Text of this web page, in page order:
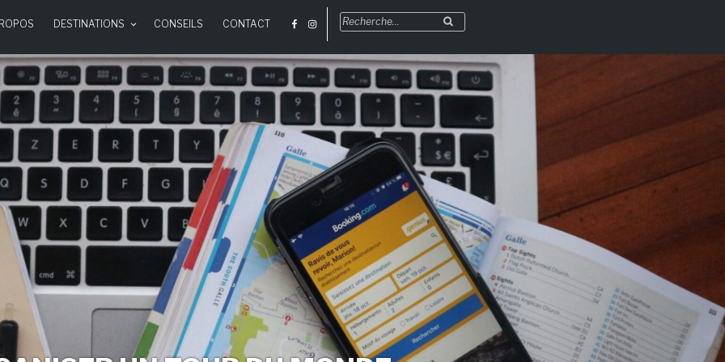
DESTINATIONS CONSEILS CONTACT
Recherche
pour
Recherche